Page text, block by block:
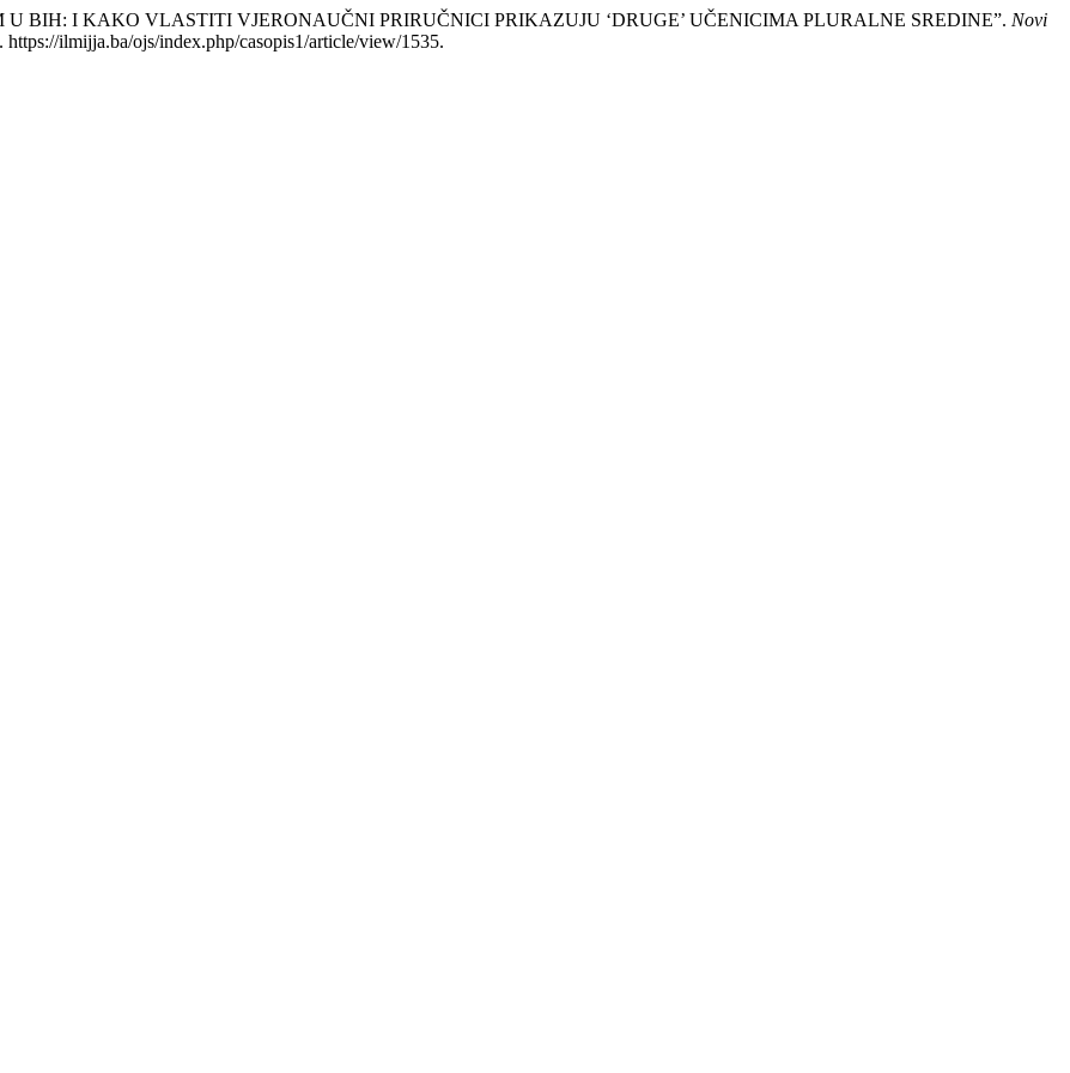
U BIH: I KAKO VLASTITI VJERONAUČNI PRIRUČNICI PRIKAZUJU ‘DRUGE’ UČENICIMA PLURALNE SREDINE”. Novi
ilmijja.ba/ojs/index.php/casopis1/article/view/1535.